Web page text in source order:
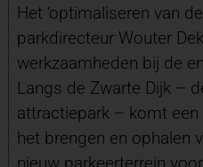
Het ‘optimaliseren van
parkdirecteur Wouter
werkzaamheden bij de
Langs de Zwarte Dijk –
attractiepark – komt
het brengen en ophalen